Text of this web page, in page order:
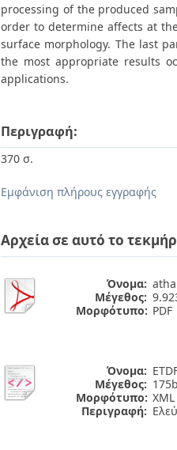
processing of the produced
order to determine affects at
surface morphology. The last
the most appropriate results
applications.
Περιγραφή:
370 σ.
Εμφάνιση πλήρους εγγραφής
Αρχεία σε αυτό το
Όνομα:
Μέγεθος:
Μορφότυπο: PDF
Όνομα:
Μέγεθος:
Μορφότυπο: XML
Περιγραφή: